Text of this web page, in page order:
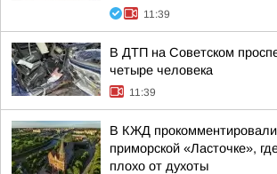
11:39
В ДТП на Советском
четыре человека
11:39
В КЖД прокомментировали
приморской «Ласточке»,
плохо от духоты